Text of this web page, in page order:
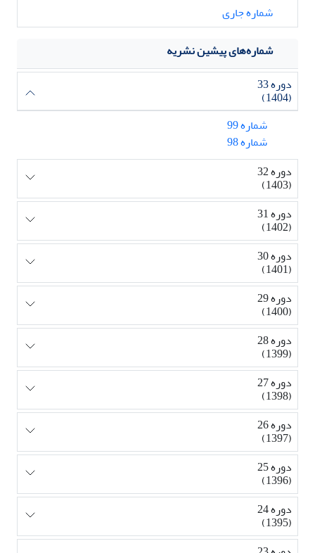
شماره جاری
شماره‌های پیشین نشریه
دوره 33
(1404)
شماره 99
شماره 98
دوره 32
(1403)
دوره 31
(1402)
دوره 30
(1401)
دوره 29
(1400)
دوره 28
(1399)
دوره 27
(1398)
دوره 26
(1397)
دوره 25
(1396)
دوره 24
(1395)